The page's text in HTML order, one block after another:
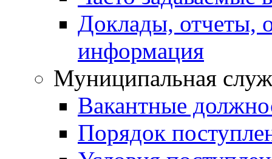
Доклады, отчеты,
информация
Муниципальная
Вакантные
Порядок